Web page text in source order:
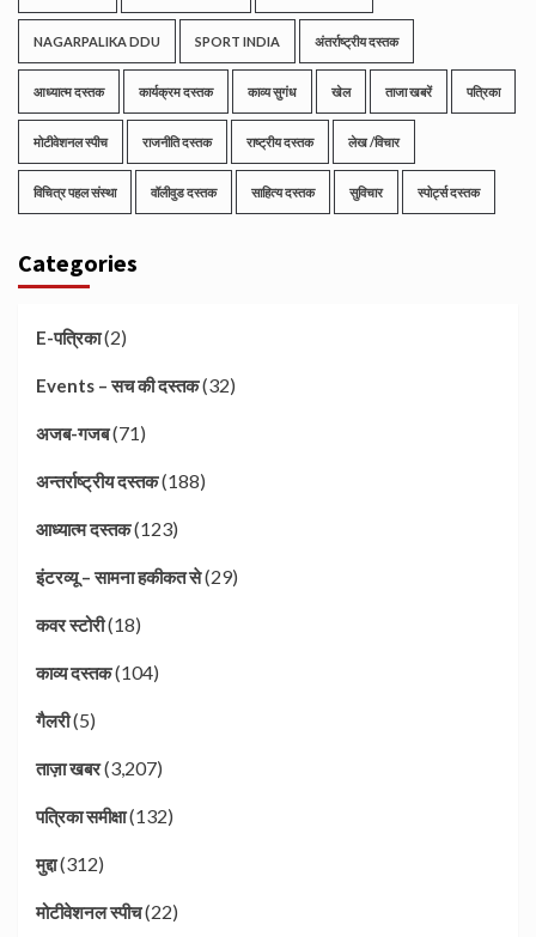
NAGARPALIKA DDU SPORT INDIA अंतर्राष्ट्रीय दस्तक
आध्यात्म दस्तक कार्यक्रम दस्तक काव्य सुगंध खेल ताजा खबरें पत्रिका
मोटीवेशनल स्पीच राजनीति दस्तक राष्ट्रीय दस्तक लेख /विचार
विचित्र पहल संस्था वॉलीवुड दस्तक साहित्य दस्तक सुविचार स्पोर्ट्स दस्तक
Categories
E-पत्रिका(2)
Events – सच की दस्तक(32)
अजब-गजब(71)
अन्तर्राष्ट्रीय दस्तक(188)
आध्यात्म दस्तक(123)
इंटरव्यू – सामना हकीकत से(29)
कवर स्टोरी(18)
काव्य दस्तक(104)
गैलरी(5)
ताज़ा खबर(3,207)
पत्रिका समीक्षा(132)
मुद्दा(312)
मोटीवेशनल स्पीच(22)